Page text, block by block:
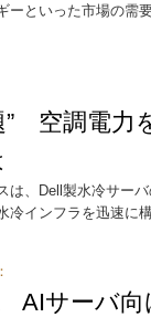
といった市場の需
” 空調電力
、Dell製水冷サー
冷インフラを迅速に
AIサーバ向